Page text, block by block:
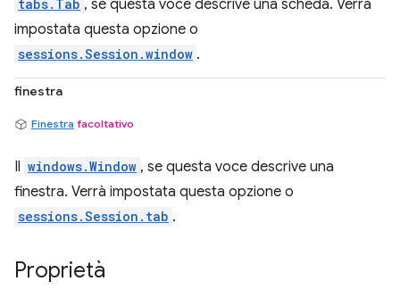
tabs.Tab , se questa voce descrive una scheda. Verrà
impostata questa opzione o
sessions.Session.window .
finestra
Finestra facoltativo
Il windows.Window , se questa voce descrive una
finestra. Verrà impostata questa opzione o
sessions.Session.tab .
Proprietà